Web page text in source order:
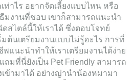
ท่าไร อยากจัดเลี้ยงแบบไหน หรือ
มงานที่ชอบ เขาก็สามารถแนะนำ
สไตล์นี้ให้เราได้ ซึ่งตอบโจทย์
ริ่มต้นเตรียมงานแบบไม่รู้อะไร การที่
แนะนำทำให้เราเตรียมงานได้ง่าย
มที่นี่ยังเป็น Pet Friendly สามารถ
เข้ามาได้ อย่างญ่านำน้องหมามา